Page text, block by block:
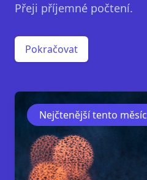
Přeji příjemné počtení.
Pokračovat
Nejčtenější tento měsíc